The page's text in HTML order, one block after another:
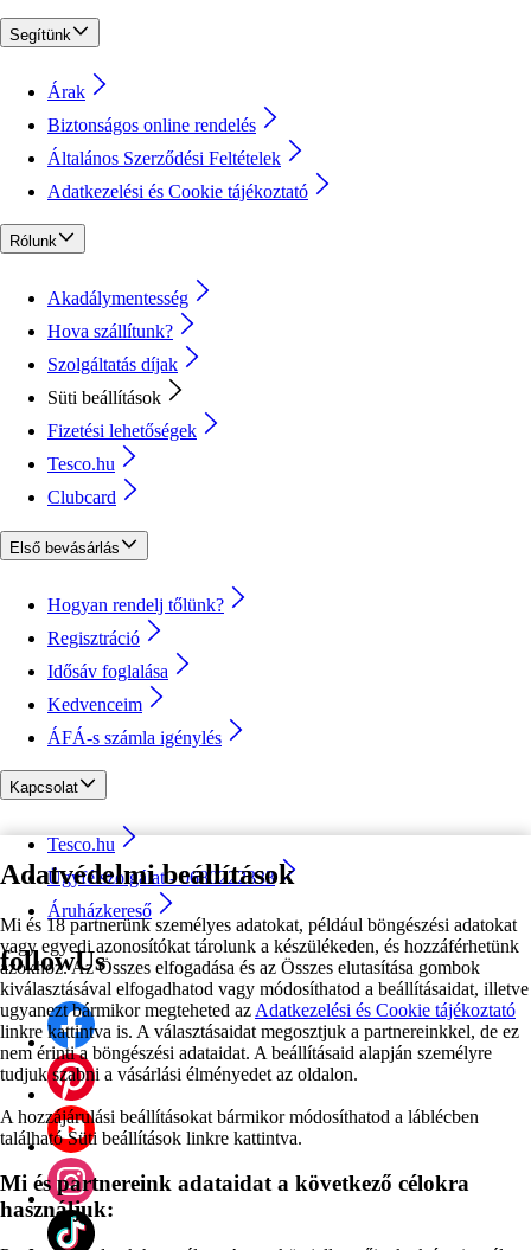
Adatvédelmi beállítások
Mi és 18 partnerünk személyes adatokat, például böngészési adatokat
vagy egyedi azonosítókat tárolunk a készülékeden, és hozzáférhetünk
azokhoz. Az Összes elfogadása és az Összes elutasítása gombok
kiválasztásával elfogadhatod vagy módosíthatod a beállításaidat, illetve
ugyanezt bármikor megteheted az Adatkezelési és Cookie tájékoztató
linkre kattintva is. A választásaidat megosztjuk a partnereinkkel, de ez
nem érinti a böngészési adataidat. A beállításaid alapján személyre
tudjuk szabni a vásárlási élményedet az oldalon.
A hozzájárulási beállításokat bármikor módosíthatod a láblécben
található Süti beállítások linkre kattintva.
Mi és partnereink adataidat a következő célokra
használjuk:
Segítünk
Árak
Biztonságos online rendelés
Általános Szerződési Feltételek
Adatkezelési és Cookie tájékoztató
Rólunk
Akadálymentesség
Hova szállítunk?
Szolgáltatás díjak
Süti beállítások
Fizetési lehetőségek
Tesco.hu
Clubcard
Első bevásárlás
Hogyan rendelj tőlünk?
Regisztráció
Idősáv foglalása
Kedvenceim
ÁFÁ-s számla igénylés
Kapcsolat
Tesco.hu
Ügyfélszolgálat - 0680222333
Áruházkereső
followUs